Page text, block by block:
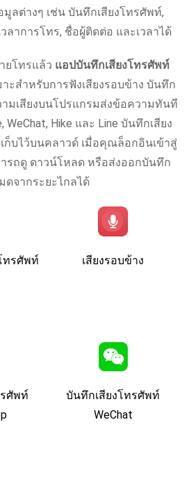
ลต่างๆ เช่น บันทึกเสียงโทรศัพท์,
ลาการโทร, ชื่อผู้ติดต่อ และเวลาได้
ยโทรแล้ว แอปบันทึกเสียงโทรศัพท์
ะสำหรับการฟังเสียงรอบข้าง บันทึก
มเสียงบนโปรแกรมส่งข้อความทันที
WeChat, Hike และ Line บันทึกเสียง
บไว้บนคลาวด์ เมื่อคุณล็อกอินเข้าสู่
ถดู ดาวน์โหลด หรือส่งออกบันทึก
ดจากระยะไกลได้
ทรศัพท์
เสียงรอบข้าง
ศัพท์
บันทึกเสียงโทรศัพท์
WeChat